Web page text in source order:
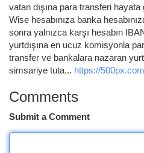
vatan dışına para transferi
Wise hesabınıza banka
sonra yalnızca karşı hesabın
yurtdışına en ucuz komisyonla
transfer ve bankalara nazaran
simsariye tuta... https://
Comments
Submit a Comment